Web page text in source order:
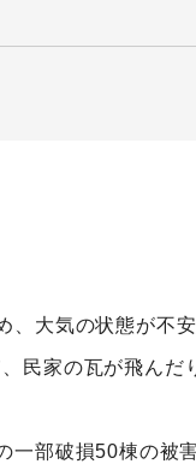
大気の状態が不
民家の瓦が飛んだ
部破損50棟の被